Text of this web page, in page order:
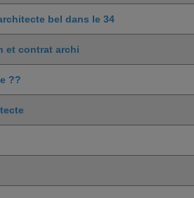
bel dans le 34
et contrat archi
??